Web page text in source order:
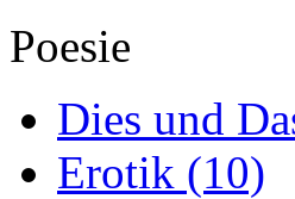
Poesie
Dies und
Erotik (10)